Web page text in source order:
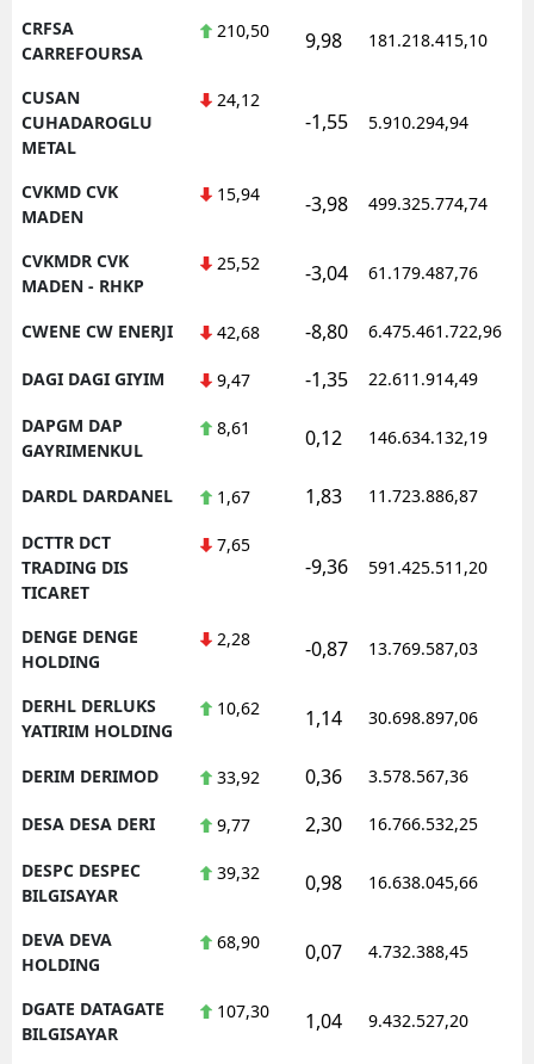
CRFSA
CARREFOURSA
210,50 9,98 181.218.415,10
CUSAN
CUHADAROGLU
METAL
24,12
-1,55 5.910.294,94
CVKMD CVK
MADEN
15,94 -3,98 499.325.774,74
CVKMDR CVK
MADEN - RHKP
25,52 -3,04 61.179.487,76
CWENE CW ENERJI 42,68 -8,80 6.475.461.722,96
DAGI DAGI GIYIM 9,47 -1,35 22.611.914,49
DAPGM DAP
GAYRIMENKUL
8,61 0,12 146.634.132,19
DARDL DARDANEL 1,67 1,83 11.723.886,87
DCTTR DCT
TRADING DIS
TICARET
7,65
-9,36 591.425.511,20
DENGE DENGE
HOLDING
2,28 -0,87 13.769.587,03
DERHL DERLUKS
YATIRIM HOLDING
10,62 1,14 30.698.897,06
DERIM DERIMOD 33,92 0,36 3.578.567,36
DESA DESA DERI 9,77 2,30 16.766.532,25
DESPC DESPEC
BILGISAYAR
39,32 0,98 16.638.045,66
DEVA DEVA
HOLDING
68,90 0,07 4.732.388,45
DGATE DATAGATE
BILGISAYAR
107,30 1,04 9.432.527,20